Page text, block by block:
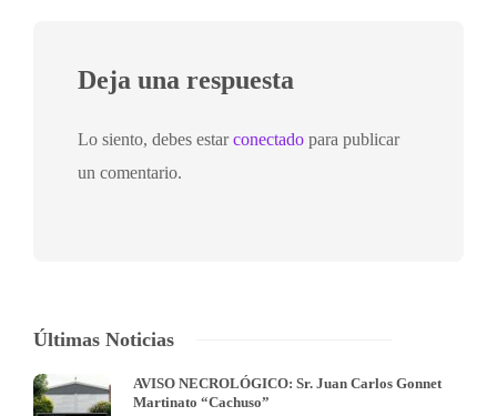
Deja una respuesta
Lo siento, debes estarconectado para publicar
un comentario.
Últimas Noticias
AVISO NECROLÓGICO: Sr. Juan Carlos Gonnet
Martinato “Cachuso”